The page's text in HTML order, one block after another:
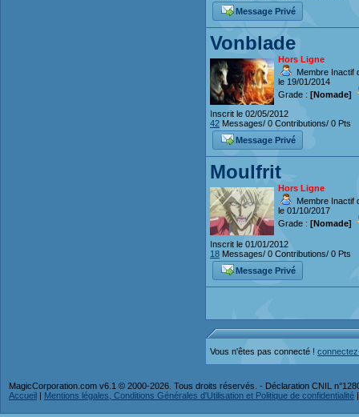
Message Privé
Vonblade
Hors Ligne
Membre Inactif
le 19/01/2014
Grade : [Nomade]
Inscrit le 02/05/2012
42 Messages/ 0 Contributions/ 0 Pts
Message Privé
Moulfrit
Hors Ligne
Membre Inactif
le 01/10/2017
Grade : [Nomade]
Inscrit le 01/01/2012
18 Messages/ 0 Contributions/ 0 Pts
Message Privé
Vous n'êtes pas connecté !
MagicCorporation.com v6.1 © 2000-2026. Tous droits réservés. - Déclaration CNIL
Accueil | Mentions légales, Conditions Générales d'Utilisation et Politique de confidentialité